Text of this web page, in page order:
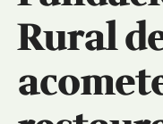
Rural